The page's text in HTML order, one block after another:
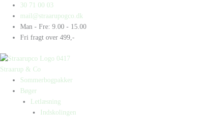
indholdet
30 71 00 03
mail@straarupogco.dk
Man - Fre: 9.00 - 15.00
Fri fragt over 499,-
Straarup & Co
Sommerbogpakker
Bøger
Letlæsning
Indskolingen
Products
search
Products
search
Crime